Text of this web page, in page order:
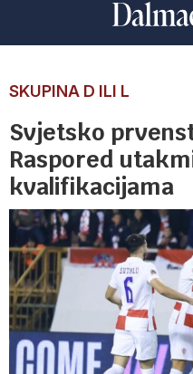
SKUPINA D ILI L
Svjetsko
Raspored
kvalifikacijama